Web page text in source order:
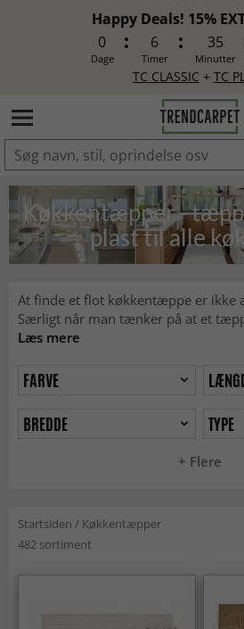
Happy Deals! 15%
0
Dage
6
Timer
35
Minutter
TC CLASSIC + TC
LAGT I
Køkkentæpper -
plast til alle
At finde et flot køkkentæppe er ikke
Særligt når man tænker på at et
Læs mere
+ Flere
FARVE
BREDDE
TYPE
Startsiden / Køkkentæpper
482 sortiment